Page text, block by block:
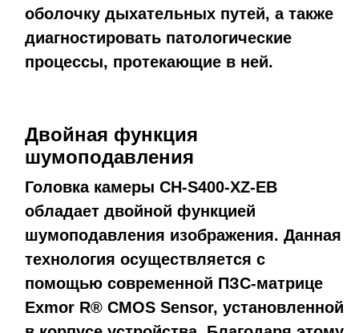
оболочку дыхательных путей, а также
диагностировать патологические
процессы, протекающие в ней.
Двойная функция
шумоподавления
Головка камеры CH-S400-XZ-EB
обладает двойной функцией
шумоподавления изображения. Данная
технология осуществляется с
помощью современной ПЗС-матрице
Exmor R® CMOS Sensor, установленной